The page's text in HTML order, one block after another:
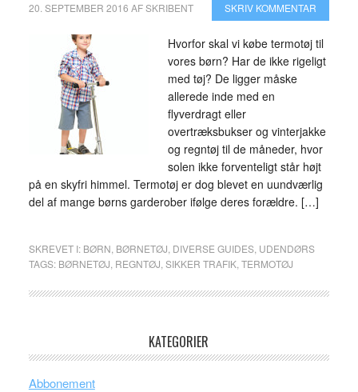
20. SEPTEMBER 2016 AFSKRIBENT SKRIV KOMMENTAR
Hvorfor skal vi købe termotøj til
vores børn? Har de ikke rigeligt
med tøj? De ligger måske
allerede inde med en
flyverdragt eller
overtræksbukser og vinterjakke
og regntøj til de måneder, hvor
solen ikke forventeligt står højt
på en skyfri himmel. Termotøj er dog blevet en uundværlig
del af mange børns garderober ifølge deres forældre. […]
SKREVET I: BØRN BØRNETØJ DIVERSE GUIDES, UDENDØRS
TAGS: BØRNETØJ REGNTØJ SIKKER TRAFIK, TERMOTØJ
KATEGORIER
Abbonement